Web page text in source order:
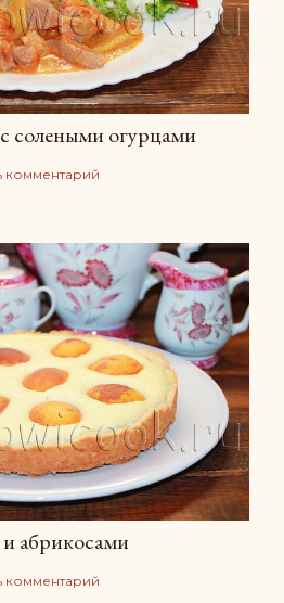
солеными огурцами
комментарий
абрикосами
комментарий